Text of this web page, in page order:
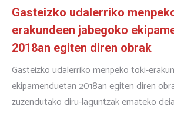
Gasteizko udalerriko
erakundeen jabegoko
2018an egiten diren obrak
Gasteizko udalerriko menpeko toki-
ekipamenduetan 2018an egiten diren
zuzendutako diru-laguntzak emateko